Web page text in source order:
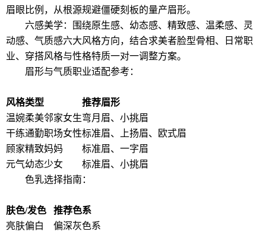
眉眼比例，从根源规避僵硬刻板的量产眉形。
六感美学：围绕原生感、幼态感、精致感、温柔感、灵
动感、气质感六大风格方向，结合求美者脸型骨相、日常职
业、穿搭风格与性格特质一对一调整方案。
眉形与气质职业适配参考：
风格类型
推荐眉形
温婉柔美邻家女生弯月眉、小挑眉
干练通勤职场女性标准眉、上扬眉、欧式眉
顾家精致妈妈
标准眉、一字眉
元气幼态少女
标准眉、小挑眉
色乳选择指南：
肤色/发色
推荐色系
亮肤偏白
偏深灰色系